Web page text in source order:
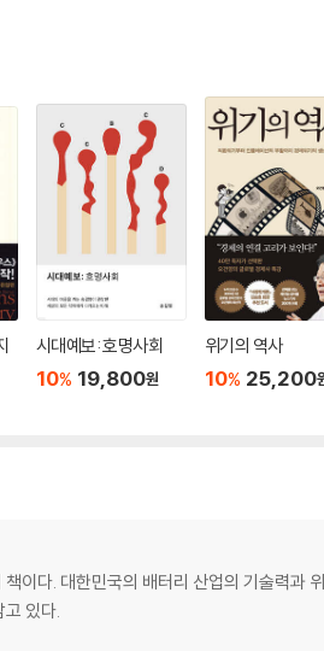
시대예보: 호명사회
10% 19,800원
위기의 역사
10% 25,200
이다. 대한민국의 배터리 산업의 기술력과
있다.